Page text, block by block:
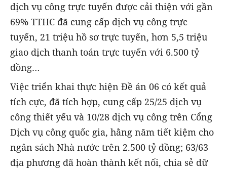
dịch vụ công trực tuyến được cải thiện với gần
69% TTHC đã cung cấp dịch vụ công trực
tuyến, 21 triệu hồ sơ trực tuyến, hơn 5,5 triệu
giao dịch thanh toán trực tuyến với 6.500 tỷ
đồng…
Việc triển khai thực hiện Đề án 06 có kết quả
tích cực, đã tích hợp, cung cấp 25/25 dịch vụ
công thiết yếu và 10/28 dịch vụ công trên Cổng
Dịch vụ công quốc gia, hằng năm tiết kiệm cho
ngân sách Nhà nước trên 2.500 tỷ đồng; 63/63
địa phương đã hoàn thành kết nối, chia sẻ dữ